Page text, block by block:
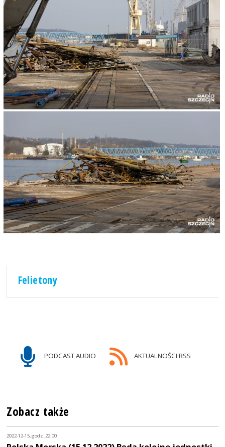
Felietony
PODCAST AUDIO AKTUALNOŚCI RSS
Zobacz także
2022-12-15, godz. 22:00